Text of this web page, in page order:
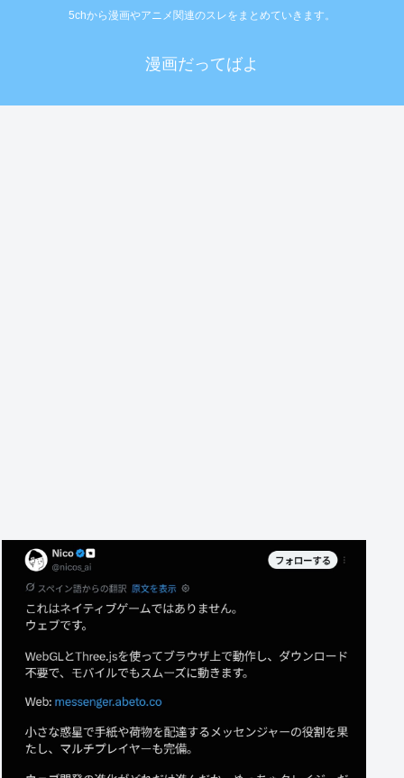
5chから漫画やアニメ関連のスレをまとめていきます。
漫画だってばよ